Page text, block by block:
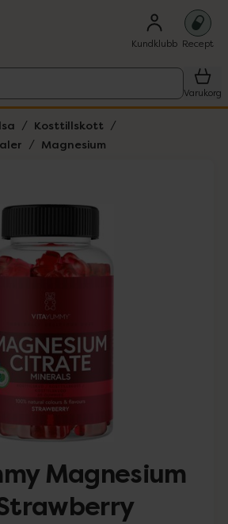
Kundklubb Recept
Varukorg
Kosttillskott
Magnesium
Magnesium